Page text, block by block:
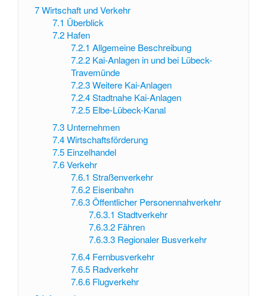
7Wirtschaft und Verkehr
7.1 Überblick
7.2 Hafen
7.2.1 Allgemeine Beschreibung
7.2.2 Kai-Anlagen in und bei Lübeck-
Travemünde
7.2.3 Weitere Kai-Anlagen
7.2.4 Stadtnahe Kai-Anlagen
7.2.5 Elbe-Lübeck-Kanal
7.3 Unternehmen
7.4 Wirtschaftsförderung
7.5 Einzelhandel
7.6 Verkehr
7.6.1 Straßenverkehr
7.6.2 Eisenbahn
7.6.3 Öffentlicher Personennahverkehr
7.6.3.1 Stadtverkehr
7.6.3.2 Fähren
7.6.3.3 Regionaler Busverkehr
7.6.4 Fernbusverkehr
7.6.5 Radverkehr
7.6.6 Flugverkehr